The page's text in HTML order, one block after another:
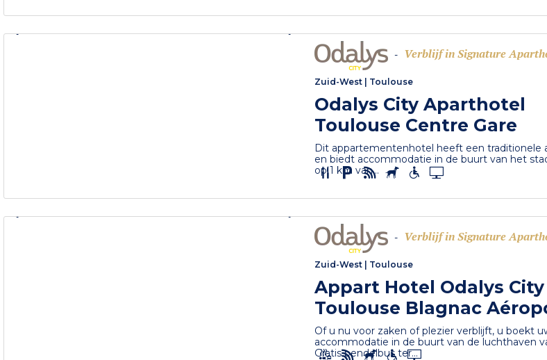
- Verblijf in Signature
Zuid-West | Toulouse
Odalys City Aparthotel
Toulouse Centre Gare
Dit appartementenhotel heeft een traditionele
en biedt accommodatie in de buurt van het
op 1 km van...
- Verblijf in Signature
Zuid-West | Toulouse
Appart Hotel Odalys City
Toulouse Blagnac
Of u nu voor zaken of plezier verblijft, u boekt
accommodatie in de buurt van de luchthaven
Gratis pendelbus ter...